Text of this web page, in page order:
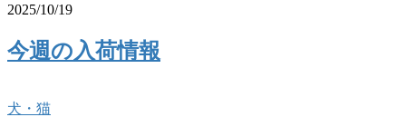
2025/10/19
今週の入荷情報
犬・猫